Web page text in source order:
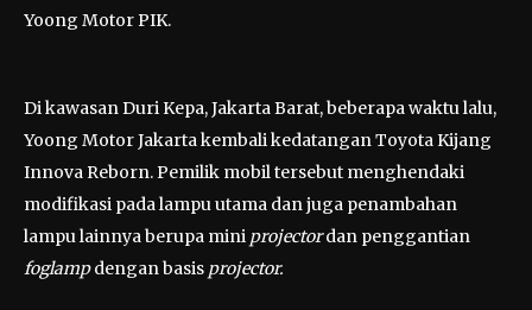
Yoong Motor PIK.
Di kawasan Duri Kepa, Jakarta Barat, beberapa waktu lalu,
Yoong Motor Jakarta kembali kedatangan Toyota Kijang
Innova Reborn. Pemilik mobil tersebut menghendaki
modifikasi pada lampu utama dan juga penambahan
lampu lainnya berupa mini projectordan penggantian
foglampdengan basis projector.